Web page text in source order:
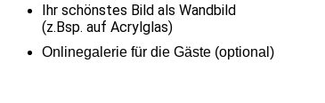
Ihr schönstes Bild als Wandbild
(z.Bsp. auf Acrylglas)
Onlinegalerie für die Gäste (optional)